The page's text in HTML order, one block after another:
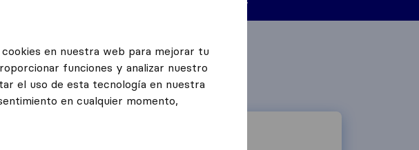
clientes
los plazos (1)
en nuestra web para mejorar tu
funciones y analizar nuestro
el uso de esta tecnología en nuestra
en cualquier momento,